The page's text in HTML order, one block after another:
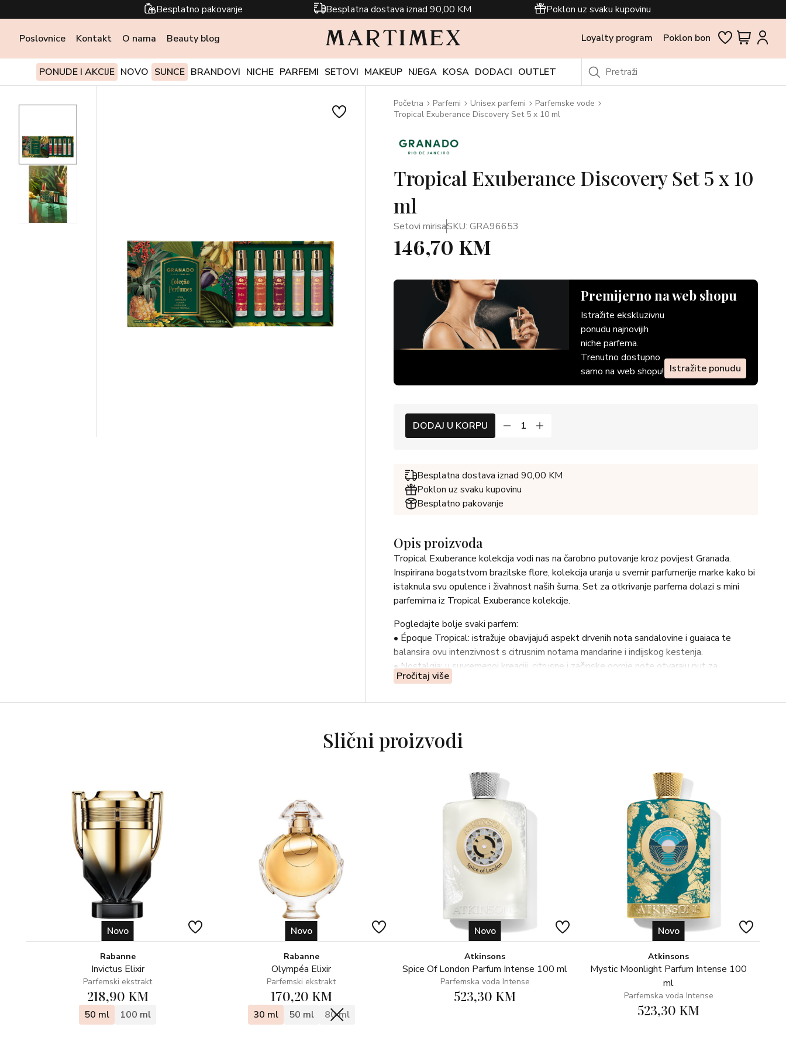
Besplatno pakovanje Besplatna dostava iznad 90,00 KM Poklon uz svaku kupovinu
Poslovnice Kontakt O nama Beauty blog Loyalty program Poklon bon
PONUDE I AKCIJE NOVO SUNCE BRANDOVI NICHE PARFEMI SETOVI MAKEUP NJEGA KOSA DODACI OUTLET
Početna Parfemi Unisex parfemi
Parfemske vode
Tropical Exuberance Discovery Set 5 x 10 ml
Tropical Exuberance Discovery Set 5 x 10
ml
Setovi mirisaSKU: GRA96653
146,70 KM
Premijerno na web shopu
Istražite ekskluzivnu
ponudu najnovijih
niche parfema.
Trenutno dostupno
samo na web shopu! Istražite ponudu
DODAJ U KORPU
Besplatna dostava iznad 90,00 KM
Poklon uz svaku kupovinu
Besplatno pakovanje
Opis proizvoda
Tropical Exuberance kolekcija vodi nas na čarobno putovanje kroz povijest Granada.
Inspirirana bogatstvom brazilske flore, kolekcija uranja u svemir parfumerije marke kako bi
istaknula svu opulence i živahnost naših šuma. Set za otkrivanje parfema dolazi s mini
parfemima iz Tropical Exuberance kolekcije.
Pogledajte bolje svaki parfem:
• Époque Tropical: istražuje obavijajući aspekt drvenih nota sandalovine i guaiaca te
balansira ovu intenzivnost s citrusnim notama mandarine i indijskog kestenja.
• Nostalgia: u suvremenoj kreaciji, citrusne i začinske gornje note otvaraju put za
obavijajući i elegantni cvjetni srednji sloj bijelih cvjetova i ruža.
drvene note balansiraju s kremastošću jantara u minimalističkoj i udobnoj konstrukciji.
• Folia: u zapanjujućem mirisu punom osobnosti, Folia istražuje delikatnu stranu sladića i
Svi Granadovi parfemi izrađeni su s ekstra neutralnim alkoholom, što rezultira visokom
čistoćom i ne ometa miris. Osim toga, parfem prolazi kroz proces maceracije, praksu koju
provodi odabrana grupa parfumerija u svijetu, čime se osigurava bolje usklađivanje i zrenje
olfaktivnih nota parfema.
Osim što možete isprobati mirise iz asortimana parfema, veličina bočice znači da parfem
možete nositi gdje god želite!
Bez boja i sastojaka životinjskog podrijetla.
Pročitaj više
Slični proizvodi
Novo
Rabanne
Invictus Elixir
Parfemski ekstrakt
218,90 KM
50 ml 100 ml
Novo
Rabanne
Olympéa Elixir
Parfemski ekstrakt
170,20 KM
30 ml 50 ml 80 ml
Novo
Atkinsons
Spice Of London Parfum Intense 100 ml
Parfemska voda Intense
523,30 KM
Novo
Atkinsons
Mystic Moonlight Parfum Intense 100
ml
Parfemska voda Intense
523,30 KM